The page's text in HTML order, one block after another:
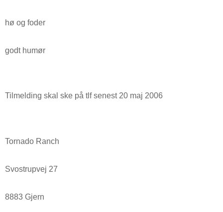
hø og foder
godt humør
Tilmelding skal ske på tlf senest 20 maj 2006
Tornado Ranch
Svostrupvej 27
8883 Gjern